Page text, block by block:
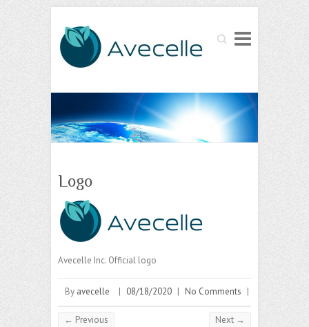
Search
Logo
Avecelle Inc. Official logo
By avecelle | 08/18/2020 | No Comments |
← Previous Next →